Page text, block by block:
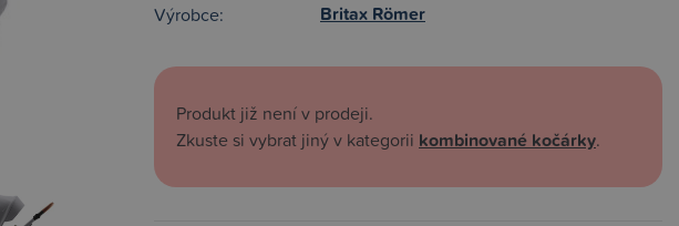
Výrobce: Britax Römer
Produkt již není v prodeji.
Zkuste si vybrat jiný v kategorii kombinované kočárky.